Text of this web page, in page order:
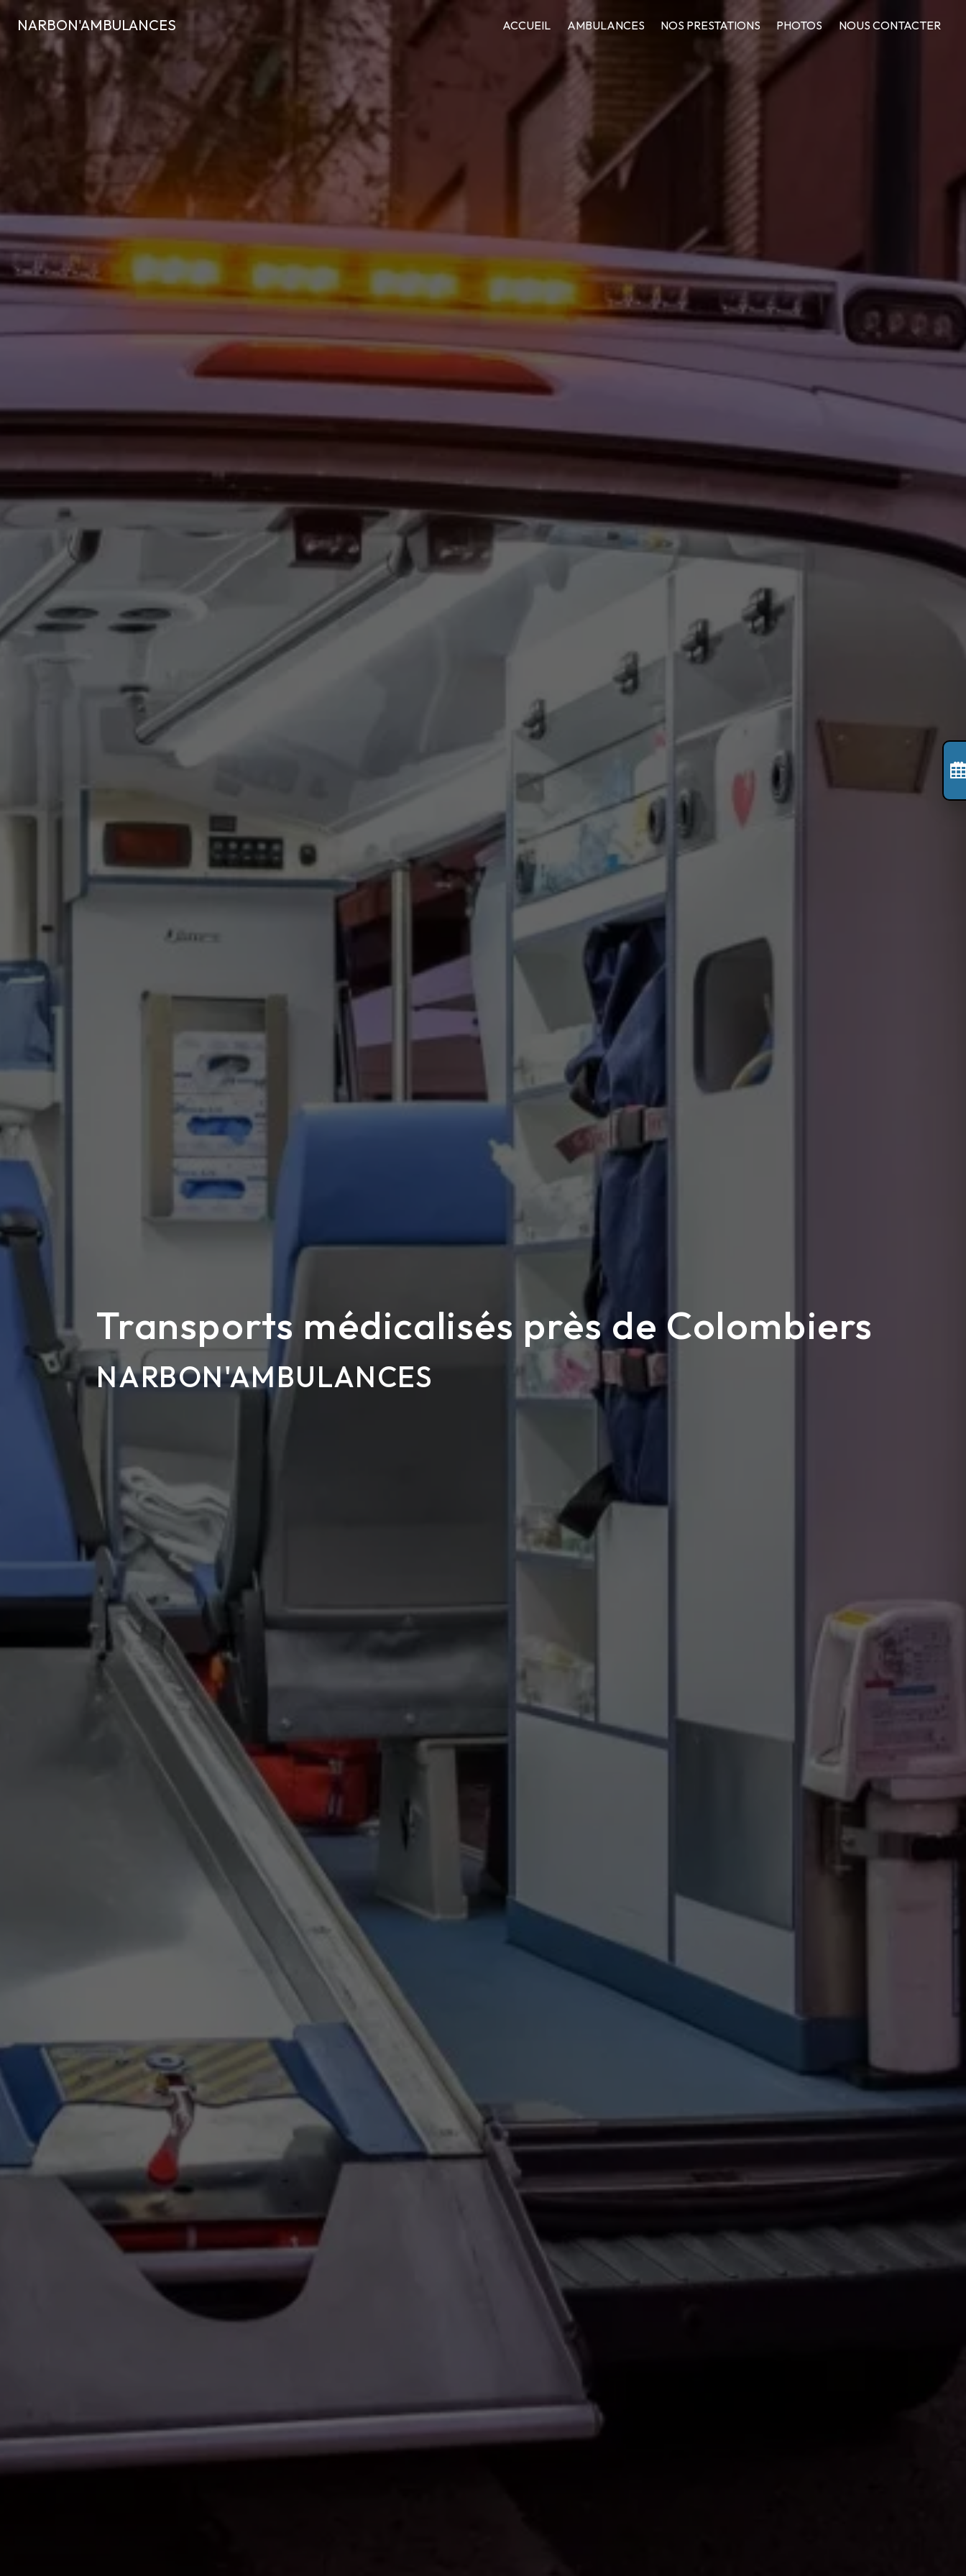
NARBON'AMBULANCES ACCUEIL AMBULANCES NOS PRESTATIONS PHOTOS NOUS CONTACTER
Transports médicalisés près de Colombiers
NARBON'AMBULANCES
Panneau de gestion des cookies